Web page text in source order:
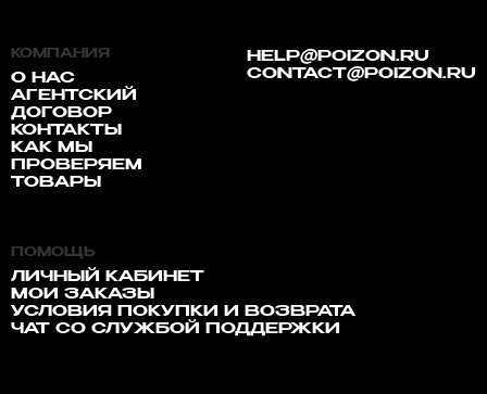
КОМПАНИЯ
О НАС
АГЕНТСКИЙ
ДОГОВОР
КОНТАКТЫ
КАК МЫ
ПРОВЕРЯЕМ
ТОВАРЫ
HELP@POIZON.RU
CONTACT@POIZON.RU
ПОМОЩЬ
ЛИЧНЫЙ КАБИНЕТ
МОИ ЗАКАЗЫ
УСЛОВИЯ ПОКУПКИ И ВОЗВРАТА
ЧАТ СО СЛУЖБОЙ ПОДДЕРЖКИ